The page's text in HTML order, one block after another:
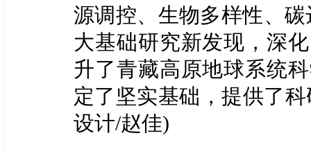
源调控、生物多样性、
大基础研究新发现，深
升了青藏高原地球系统
定了坚实基础，提供了
设计/赵佳)